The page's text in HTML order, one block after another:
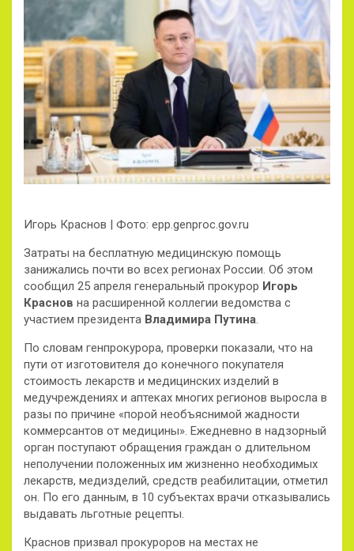
Игорь Краснов | Фото: epp.genproc.gov.ru
Затраты на бесплатную медицинскую помощь
занижались почти во всех регионах России. Об этом
сообщил 25 апреля генеральный прокурор Игорь
Краснов на расширенной коллегии ведомства с
участием президента Владимира Путина.
По словам генпрокурора, проверки показали, что на
пути от изготовителя до конечного покупателя
стоимость лекарств и медицинских изделий в
медучреждениях и аптеках многих регионов выросла в
разы по причине «порой необъяснимой жадности
коммерсантов от медицины». Ежедневно в надзорный
орган поступают обращения граждан о длительном
неполучении положенных им жизненно необходимых
лекарств, медизделий, средств реабилитации, отметил
он. По его данным, в 10 субъектах врачи отказывались
выдавать льготные рецепты.
Краснов призвал прокуроров на местах не